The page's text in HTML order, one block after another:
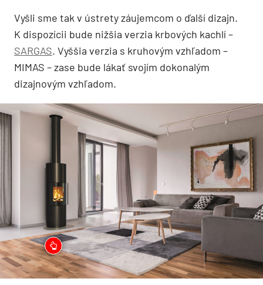
Vyšli sme tak v ústrety záujemcom o ďalší dizajn.
K dispozícii bude nižšia verzia krbových kachlí –
SARGAS. Vyššia verzia s kruhovým vzhľadom –
MIMAS – zase bude lákať svojím dokonalým
dizajnovým vzhľadom.